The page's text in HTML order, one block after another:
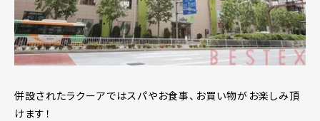
併設されたラクーアではスパやお食事、お買い物がお楽しみ頂
けます！